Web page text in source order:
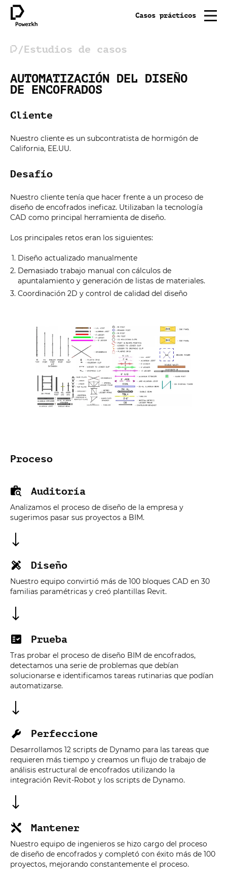
Casos prácticos
/Estudios de casos
AUTOMATIZACIÓN DEL DISEÑO
DE ENCOFRADOS
Cliente
Nuestro cliente es un subcontratista de hormigón de
California, EE.UU.
Desafío
Nuestro cliente tenía que hacer frente a un proceso de
diseño de encofrados ineficaz. Utilizaban la tecnología
CAD como principal herramienta de diseño.
Los principales retos eran los siguientes:
Diseño actualizado manualmente
Demasiado trabajo manual con cálculos de
apuntalamiento y generación de listas de materiales.
Coordinación 2D y control de calidad del diseño
Proceso
Auditoría
Analizamos el proceso de diseño de la empresa y
sugerimos pasar sus proyectos a BIM.
Diseño
Nuestro equipo convirtió más de 100 bloques CAD en 30
familias paramétricas y creó plantillas Revit.
Prueba
Tras probar el proceso de diseño BIM de encofrados,
detectamos una serie de problemas que debían
solucionarse e identificamos tareas rutinarias que podían
automatizarse.
Perfeccione
Desarrollamos 12 scripts de Dynamo para las tareas que
requieren más tiempo y creamos un flujo de trabajo de
análisis estructural de encofrados utilizando la
integración Revit-Robot y los scripts de Dynamo.
Mantener
Nuestro equipo de ingenieros se hizo cargo del proceso
de diseño de encofrados y completó con éxito más de 100
proyectos, mejorando constantemente el proceso.